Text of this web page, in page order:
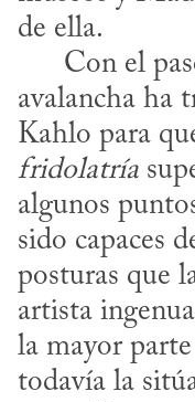
de ella.
avalancha ha
fridolatría
algunos
sido capaces
posturas que
artista
la mayor
todavía la